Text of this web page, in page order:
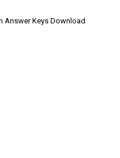
Answer Keys Download